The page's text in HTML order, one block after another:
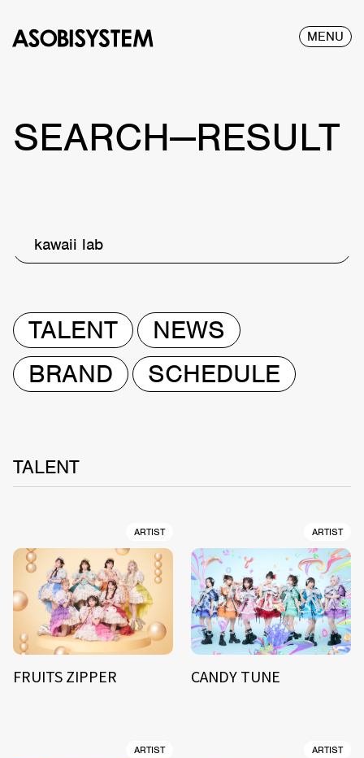
MENU
SEARCH—RESULT
kawaii lab
TALENT
NEWS
BRAND
SCHEDULE
TALENT
ARTIST
FRUITS ZIPPER
ARTIST
CANDY TUNE
ARTIST ARTIST